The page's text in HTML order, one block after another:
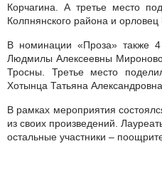
Корчагина. А третье место
Колпнянского района и
В номинации «Проза» также
Людмилы Алексеевны
Тросны. Третье место
Хотынца Татьяна
В рамках мероприятия
из своих произведений.
остальные участники –